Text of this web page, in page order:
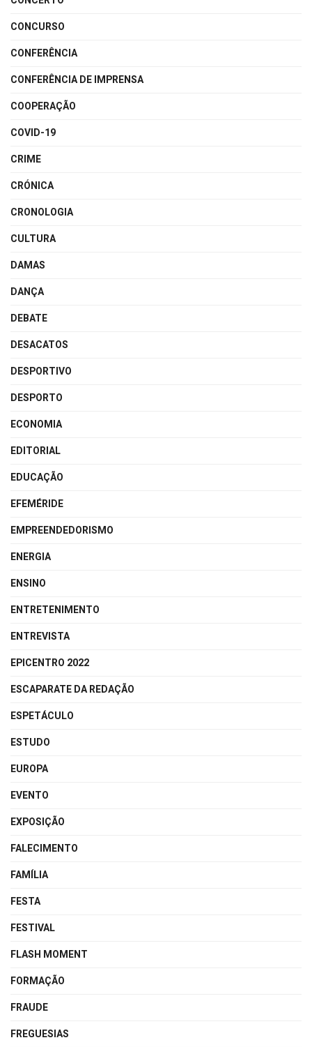
CONCURSO
CONFERÊNCIA
CONFERÊNCIA DE IMPRENSA
COOPERAÇÃO
COVID-19
CRIME
CRÓNICA
CRONOLOGIA
CULTURA
DAMAS
DANÇA
DEBATE
DESACATOS
DESPORTIVO
DESPORTO
ECONOMIA
EDITORIAL
EDUCAÇÃO
EFEMÉRIDE
EMPREENDEDORISMO
ENERGIA
ENSINO
ENTRETENIMENTO
ENTREVISTA
EPICENTRO 2022
ESCAPARATE DA REDAÇÃO
ESPETÁCULO
ESTUDO
EUROPA
EVENTO
EXPOSIÇÃO
FALECIMENTO
FAMÍLIA
FESTA
FESTIVAL
FLASH MOMENT
FORMAÇÃO
FRAUDE
FREGUESIAS